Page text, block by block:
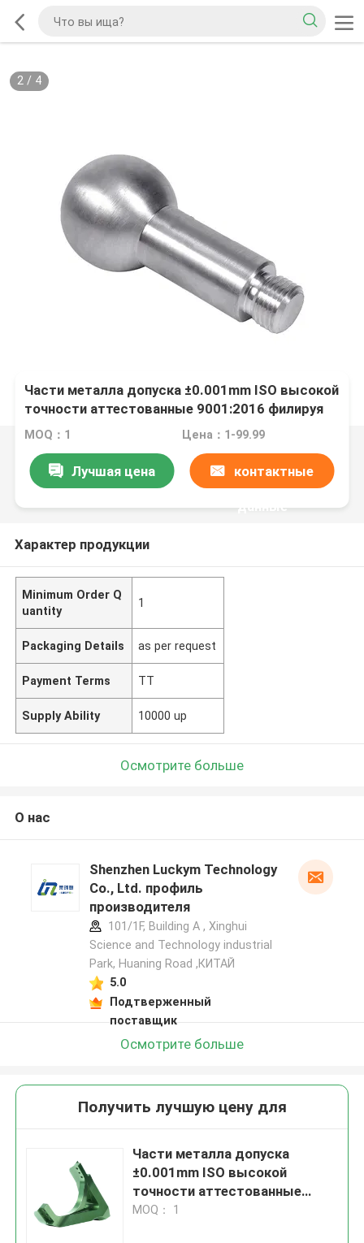
2/ 4
Части металла допуска ±0.001mm ISO высокой
точности аттестованные 9001:2016 филируя
MOQ：1 Цена：1-99.99
Лучшая цена контактные
данные
Характер продукции
Minimum Order Q
uantity
1
Packaging Details as per request
Payment Terms TT
Supply Ability 10000 up
Осмотрите больше
О нас
Shenzhen Luckym Technology
Co., Ltd. профиль
производителя
101/1F, Building A , Xinghui
Science and Technology industrial
Park, Huaning Road ,КИТАЙ
5.0
Подтверженный
поставщик
Осмотрите больше
Получить лучшую цену для
Части металла допуска
±0.001mm ISO высокой
точности аттестованные
9001:2016 филируя
MOQ： 1